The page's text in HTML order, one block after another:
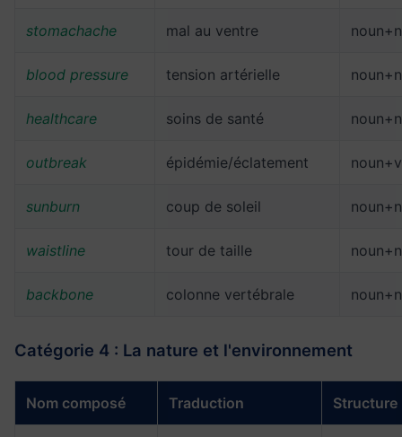
stomachache mal au ventre
blood pressure tension artérielle
healthcare soins de santé
outbreak épidémie/éclatement
sunburn coup de soleil
waistline tour de taille
backbone colonne vertébrale
Catégorie 4 : La nature et l'environnement
Nom composé Traduction Structure